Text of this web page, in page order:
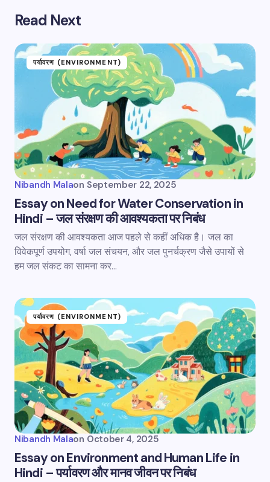
Read Next
पर्यावरण (ENVIRONMENT)
Nibandh Malaon September 22, 2025
Essay on Need for Water Conservation in
Hindi – जल संरक्षण की आवश्यकता पर निबंध
जल संरक्षण की आवश्यकता आज पहले से कहीं अधिक है। जल का
विवेकपूर्ण उपयोग, वर्षा जल संचयन, और जल पुनर्चक्रण जैसे उपायों से
हम जल संकट का सामना कर…
पर्यावरण (ENVIRONMENT)
Nibandh Malaon October 4, 2025
Essay on Environment and Human Life in
Hindi – पर्यावरण और मानव जीवन पर निबंध